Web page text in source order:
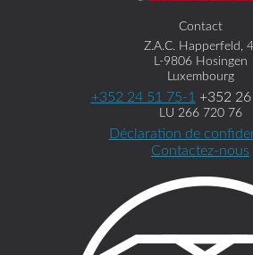
Contact
Z.A.C. Happerfeld, 4
L-9806 Hosingen
Luxembourg
+352 24 51 75-1 +352
LU 266 720 76
Déclaration de
Contactez-nous